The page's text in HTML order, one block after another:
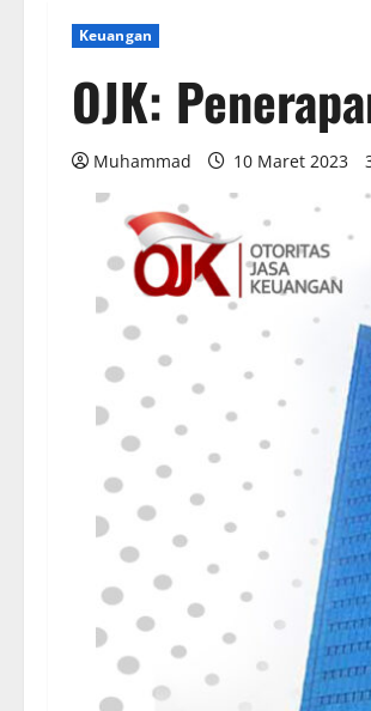
Keuangan
OJK:
Muhammad 10 Maret 2023